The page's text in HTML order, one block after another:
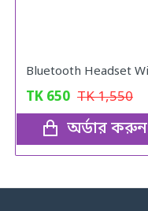
TK 650 TK1,550
অর্ডার করুন